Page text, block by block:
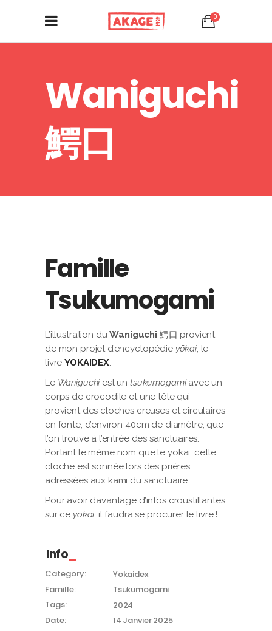
0
Waniguchi
鰐口
Famille
Tsukumogami
L’illustration duWaniguchi 鰐口 provient
de mon projet d’encyclopédie yōkai, le
livreYOKAIDEX.
Le Waniguchiest untsukumogamiavec un
corps de crocodile et une tête qui
provient des cloches creuses et circulaires
en fonte, d’environ 40cm de diamètre, que
l’on trouve à l’entrée des sanctuaires.
Portant le même nom que le yōkai, cette
cloche est sonnée lors des prières
adressées aux kami du sanctuaire.
Pour avoir davantage d’infos croustillantes
sur ce yōkai, il faudra se procurer le livre !
Info
Category:
Yokaidex
Famille:
Tsukumogami
Tags:
2024
Date:
14 Janvier 2025